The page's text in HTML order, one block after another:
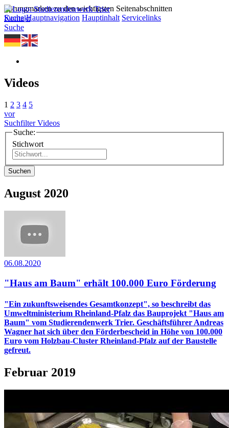
Sprungmarken zu den wichtigsten Seitenabschnitten
Suche Hauptnavigation Hauptinhalt Servicelinks
Kontakt
Suche
Videos
1 2 3 4 5
vor
Suchfilter Videos
Suche:
Stichwort
Suchen
August 2020
06.08.2020
"Haus am Baum" erhält 100.000 Euro Förderung
"Ein zukunftsweisendes Gesamtkonzept", so beschreibt das
Umweltministerium Rheinland-Pfalz das Bauprojekt "Haus am
Baum" vom Studierendenwerk Trier. Geschäftsführer Andreas
Wagner hat sich über den Förderbescheid in Höhe von 100.000
Euro vom Holzbau-Cluster Rheinland-Pfalz auf der Baustelle
gefreut.
Februar 2019